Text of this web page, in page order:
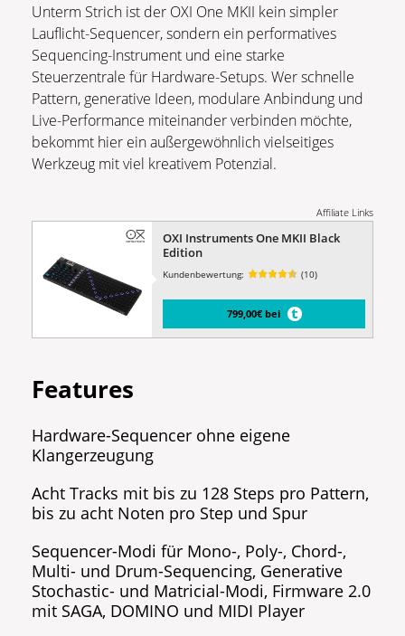
Unterm Strich ist der OXI One MKII kein simpler
Lauflicht-Sequencer, sondern ein performatives
Sequencing-Instrument und eine starke
Steuerzentrale für Hardware-Setups. Wer schnelle
Pattern, generative Ideen, modulare Anbindung und
Live-Performance miteinander verbinden möchte,
bekommt hier ein außergewöhnlich vielseitiges
Werkzeug mit viel kreativem Potenzial.
Affiliate Links
OXI Instruments One MKII Black
Edition
Kundenbewertung: (10)
799,00€ bei
Features
Hardware-Sequencer ohne eigene
Klangerzeugung
Acht Tracks mit bis zu 128 Steps pro Pattern,
bis zu acht Noten pro Step und Spur
Sequencer-Modi für Mono-, Poly-, Chord-,
Multi- und Drum-Sequencing, Generative
Stochastic- und Matricial-Modi, Firmware 2.0
mit SAGA, DOMINO und MIDI Player